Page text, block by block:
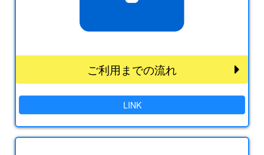
ご利用までの流れ
LINK